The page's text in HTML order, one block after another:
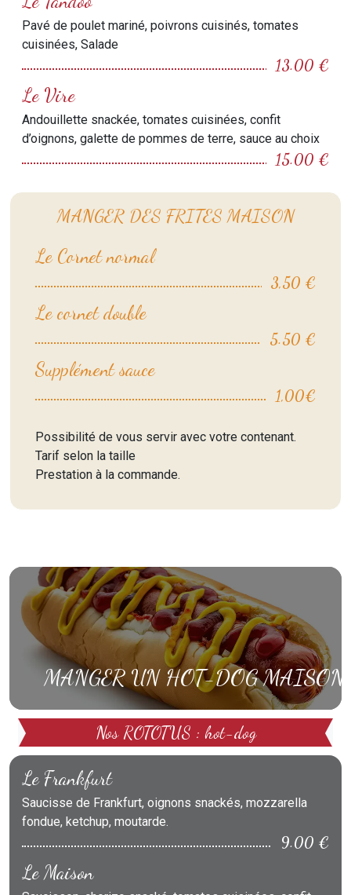
Pavé de poulet mariné, poivrons cuisinés, tomates
cuisinées, Salade
13.00 €
Le Vire
Andouillette snackée, tomates cuisinées, confit
d’oignons, galette de pommes de terre, sauce au choix
15.00 €
MANGER DES FRITES MAISON
Le Cornet normal
3,50 €
Le cornet double
5.50 €
Supplément sauce
1,00€
Possibilité de vous servir avec votre contenant.
Tarif selon la taille
Prestation à la commande.
MANGER UN HOT-DOG MAISON
Nos ROTOTUS : hot-dog
Le Frankfurt
Saucisse de Frankfurt, oignons snackés, mozzarella
fondue, ketchup, moutarde.
9.00 €
Le Maison